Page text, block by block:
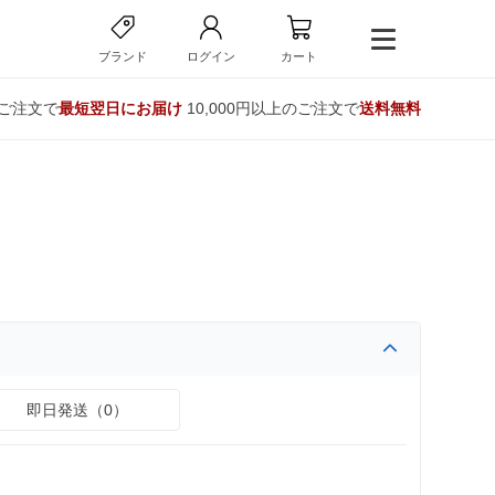
ブランド ログイン カート
注文で最短翌日にお届け10,000円以上のご注文で送料無料
即日発送（0）